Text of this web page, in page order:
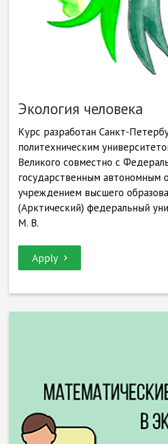
Экология человека
Курс разработан Санкт-
политехническим
Великого совместно с
государственным автономным
учреждением высшего
(Арктический) федеральный
М. В.
Apply